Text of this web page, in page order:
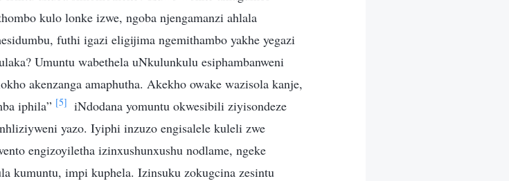
kulo lonke izwe, ngoba njengamanzi ahlala
futhi igazi eligijima ngemithambo yakhe yegazi
Umuntu wabethela uNkulunkulu esiphambanweni
akenzanga amaphutha. Akekho owake wazisola kanje,
iphila” [5] iNdodana yomuntu okwesibili ziyisondeze
yazo. Iyiphi inzuzo engisalele kuleli zwe
engizoyiletha izinxushunxushu nodlame, ngeke
kumuntu, impi kuphela. Izinsuku zokugcina zesintu